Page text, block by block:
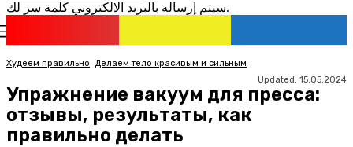
سيتم إرساله بالبريد الالكتروني كلمة سر لك.
Худеем правильно
Делаем тело красивым и сильным
Updated: 15.05.2024
Упражнение вакуум для пресса:
отзывы, результаты, как
правильно делать